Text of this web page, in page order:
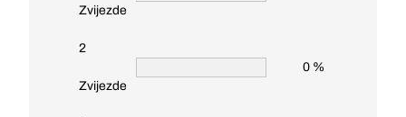
Zvijezde
2
Zvijezde
0 %